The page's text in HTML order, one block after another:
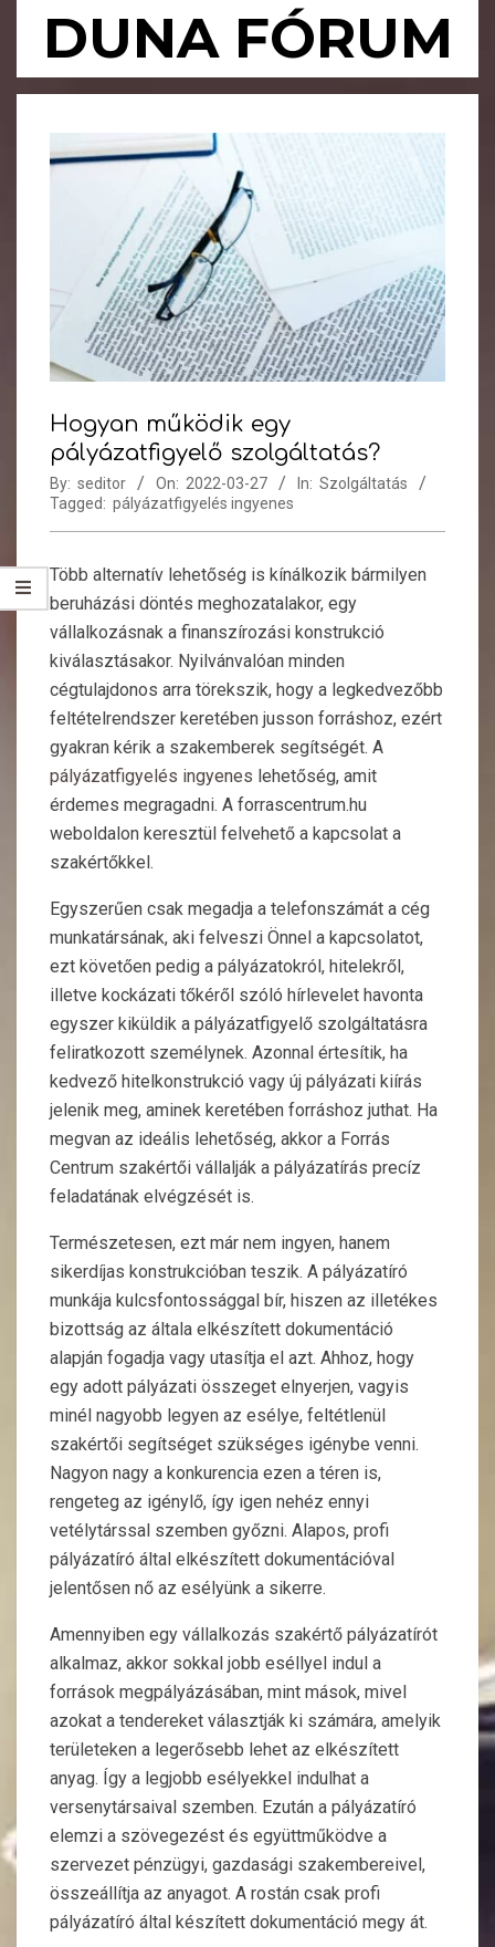
DUNA FÓRUM
Primary
Menu
Hogyan működik egy
pályázatfigyelő szolgáltatás?
By: seditor On: 2022-03-27 In: Szolgáltatás
Tagged: pályázatfigyelés ingyenes
Több alternatív lehetőség is kínálkozik bármilyen
beruházási döntés meghozatalakor, egy
vállalkozásnak a finanszírozási konstrukció
kiválasztásakor. Nyilvánvalóan minden
cégtulajdonos arra törekszik, hogy a legkedvezőbb
feltételrendszer keretében jusson forráshoz, ezért
gyakran kérik a szakemberek segítségét. A
pályázatfigyelés ingyenes lehetőség, amit
érdemes megragadni. A forrascentrum.hu
weboldalon keresztül felvehető a kapcsolat a
szakértőkkel.
Egyszerűen csak megadja a telefonszámát a cég
munkatársának, aki felveszi Önnel a kapcsolatot,
ezt követően pedig a pályázatokról, hitelekről,
illetve kockázati tőkéről szóló hírlevelet havonta
egyszer kiküldik a pályázatfigyelő szolgáltatásra
feliratkozott személynek. Azonnal értesítik, ha
kedvező hitelkonstrukció vagy új pályázati kiírás
jelenik meg, aminek keretében forráshoz juthat. Ha
megvan az ideális lehetőség, akkor a Forrás
Centrum szakértői vállalják a pályázatírás precíz
feladatának elvégzését is.
Természetesen, ezt már nem ingyen, hanem
sikerdíjas konstrukcióban teszik. A pályázatíró
munkája kulcsfontossággal bír, hiszen az illetékes
bizottság az általa elkészített dokumentáció
alapján fogadja vagy utasítja el azt. Ahhoz, hogy
egy adott pályázati összeget elnyerjen, vagyis
minél nagyobb legyen az esélye, feltétlenül
szakértői segítséget szükséges igénybe venni.
Nagyon nagy a konkurencia ezen a téren is,
rengeteg az igénylő, így igen nehéz ennyi
vetélytárssal szemben győzni. Alapos, profi
pályázatíró által elkészített dokumentációval
jelentősen nő az esélyünk a sikerre.
Amennyiben egy vállalkozás szakértő pályázatírót
alkalmaz, akkor sokkal jobb eséllyel indul a
források megpályázásában, mint mások, mivel
azokat a tendereket választják ki számára, amelyik
területeken a legerősebb lehet az elkészített
anyag. Így a legjobb esélyekkel indulhat a
versenytársaival szemben. Ezután a pályázatíró
elemzi a szövegezést és együttműködve a
szervezet pénzügyi, gazdasági szakembereivel,
összeállítja az anyagot. A rostán csak profi
pályázatíró által készített dokumentáció megy át.